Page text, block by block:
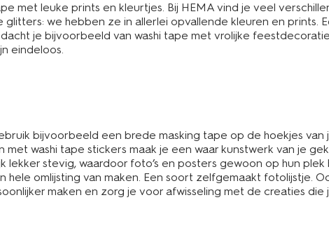
met leuke prints en kleurtjes. Bij HEMA vind je veel
we hebben ze in allerlei opvallende kleuren en prints.
je bijvoorbeeld van washi tape met vrolijke
eindeloos.
bijvoorbeeld een brede masking tape op de hoekjes van
washi tape stickers maak je een waar kunstwerk van je
stevig, waardoor foto’s en posters gewoon op hun
omlijsting van maken. Een soort zelfgemaakt fotolijstje.
maken en zorg je voor afwisseling met de creaties